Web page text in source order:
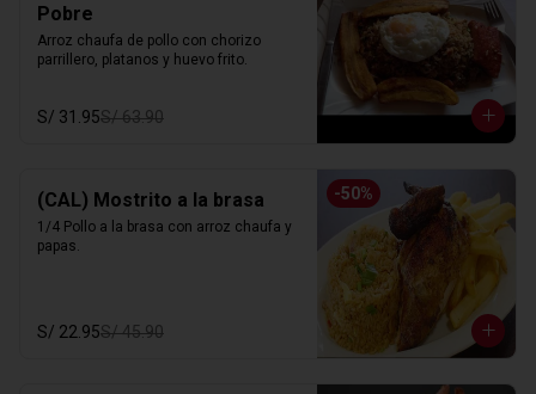
Pobre
Arroz chaufa de pollo con chorizo
parrillero, platanos y huevo frito.
S/ 31.95S/ 63.90
-50%
(CAL) Mostrito a la brasa
1/4 Pollo a la brasa con arroz chaufa y
papas.
S/ 22.95S/ 45.90